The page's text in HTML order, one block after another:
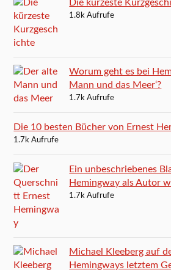
Die kürzeste
1.8k Aufrufe
Worum geht es bei
Mann und das Meer‘?
1.7k Aufrufe
Die 10 besten Bücher von Ernest
1.7k Aufrufe
Ein unbeschriebenes
Hemingway als Autor
1.7k Aufrufe
Michael Kleeberg auf
Hemingways letztem